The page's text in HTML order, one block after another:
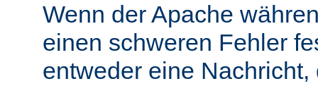
Wenn der Apache
einen schweren Fehler
entweder eine